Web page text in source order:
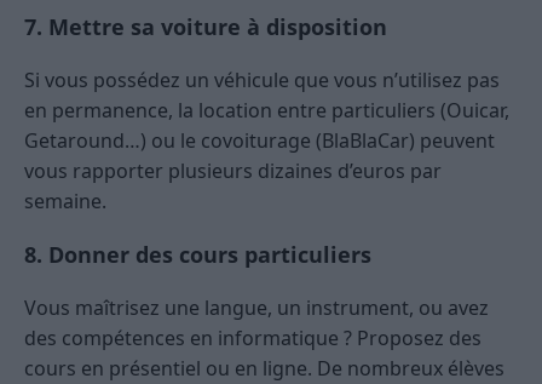
7. Mettre sa voiture à disposition
Si vous possédez un véhicule que vous n’utilisez pas
en permanence, la location entre particuliers (Ouicar,
Getaround…) ou le covoiturage (BlaBlaCar) peuvent
vous rapporter plusieurs dizaines d’euros par
semaine.
8. Donner des cours particuliers
Vous maîtrisez une langue, un instrument, ou avez
des compétences en informatique ? Proposez des
cours en présentiel ou en ligne. De nombreux élèves